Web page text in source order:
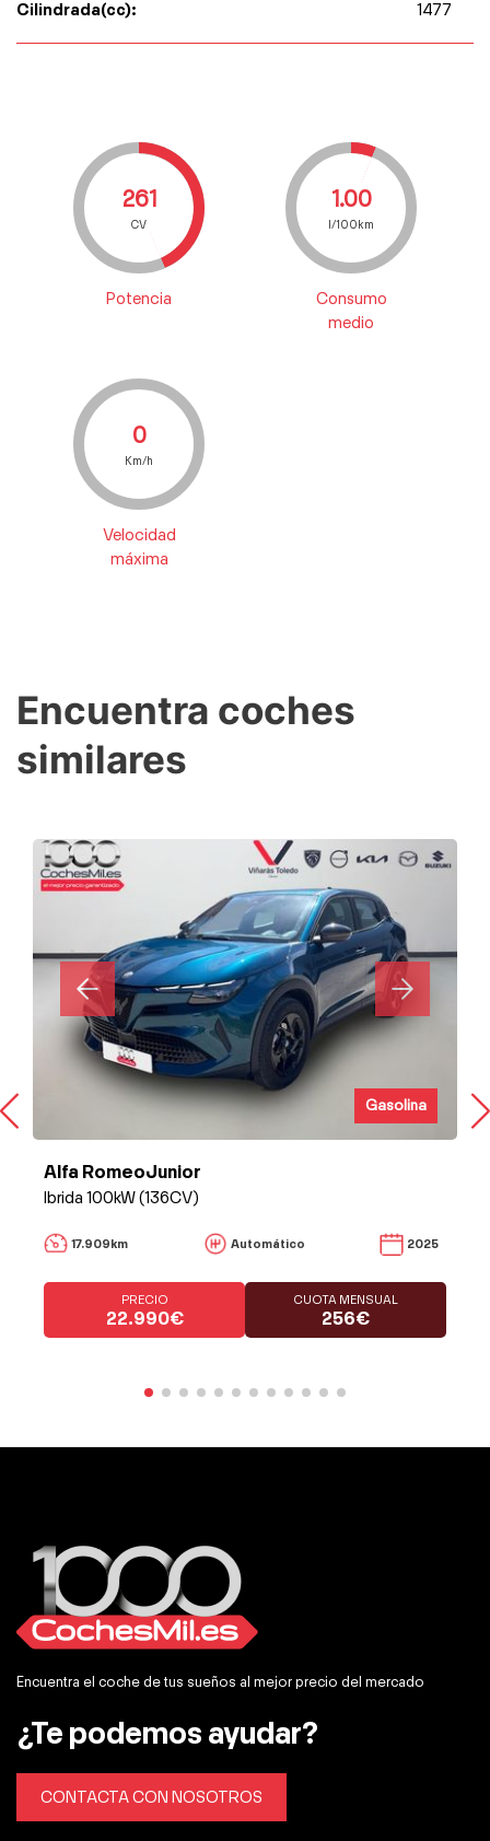
Cilindrada(cc): 1477
261
CV
Potencia
1.00
l/100km
Consumo
medio
0
Km/h
Velocidad
máxima
Encuentra coches
similares
Gasolina
Alfa RomeoJunior
Ibrida 100kW (136CV)
17.909km Automático 2025
PRECIO
22.990€
CUOTA MENSUAL
256€
Encuentra el coche de tus sueños al mejor precio del mercado
¿Te podemos ayudar?
CONTACTA CON NOSOTROS